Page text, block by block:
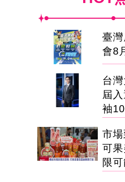
臺
會8
台
屆
袖
市場
可
限